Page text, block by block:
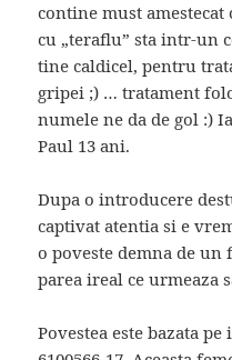
contine must
cu „teraflu” sta intr-un
tine caldicel, pentru
gripei ;) … tratament
numele ne da de gol :)
Paul 13 ani.
Dupa o introducere
captivat atentia si e
o poveste demna de
parea ireal ce urmeaza
Povestea este bazata